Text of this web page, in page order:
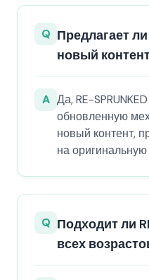
Q Предлагает ли
новый
A Да, RE-
обновленную
новый контент,
на
Q Подходит ли
всех